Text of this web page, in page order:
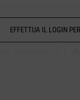
EFFETTUA IL LOGIN